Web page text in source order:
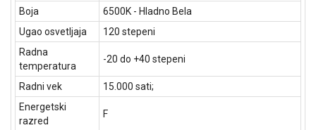
Boja
6500K - Hladno Bela
Ugao osvetljaja
120 stepeni
Radna
temperatura
-20 do +40 stepeni
Radni vek
15.000 sati;
Energetski
razred
F